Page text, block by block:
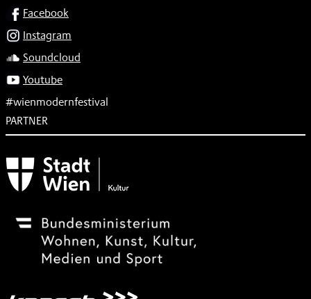
SOCIALFacebook
Instagram
Soundcloud
Youtube
#wienmodernfestival
PARTNER
Subventionsgeber